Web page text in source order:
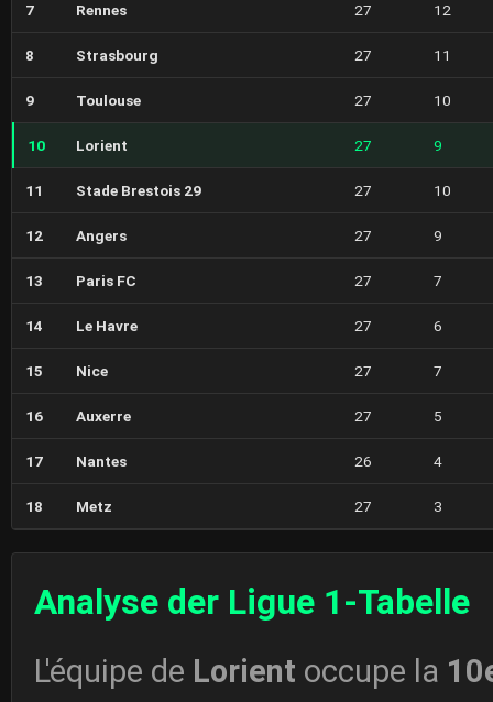
7 Rennes 27 12
8 Strasbourg 27 11
9 Toulouse 27 10
10 Lorient 27 9
11 Stade Brestois 29 27 10
12 Angers 27 9
13 Paris FC 27 7
14 Le Havre 27 6
15 Nice 27 7
16 Auxerre 27 5
17 Nantes 26 4
18 Metz 27 3
Analyse der Ligue 1-Tabelle
L'équipe de Lorient occupe la